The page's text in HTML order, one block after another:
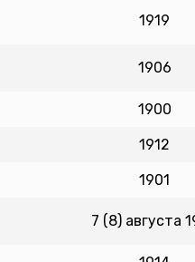
1919
1906
1900
1912
1901
7 (8) августа